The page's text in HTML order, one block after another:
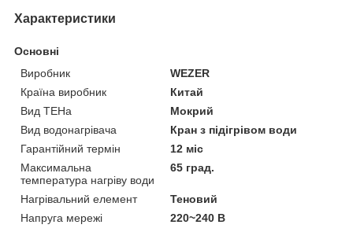
Характеристики
Основні
Виробник
WEZER
Країна виробник
Китай
Вид ТЕНа
Мокрий
Вид водонагрівача
Кран з підігрівом води
Гарантійний термін
12 міс
Максимальна
температура нагріву води
65 град.
Нагрівальний елемент
Теновий
Напруга мережі
220~240 В